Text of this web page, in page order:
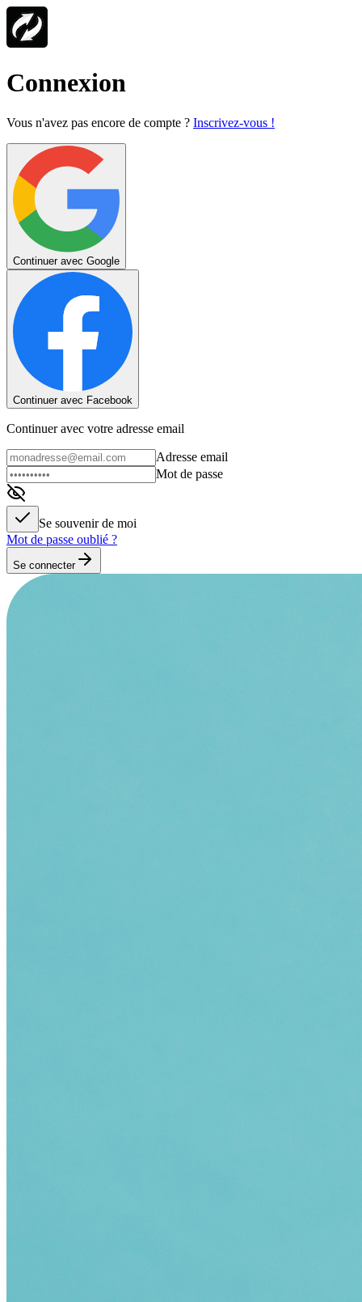
Connexion
Vous n'avez pas encore de compte ? Inscrivez-vous !
Continuer avec Google
Continuer avec Facebook
Continuer avec votre adresse email
Adresse email
Mot de passe
Se souvenir de moi
Mot de passe oublié ?
Se connecter